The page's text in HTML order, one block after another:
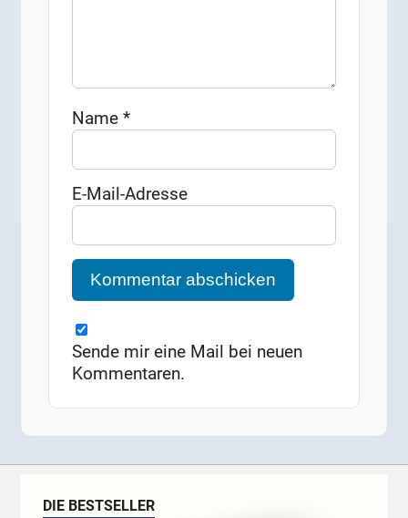
Name*
E-Mail-Adresse
Sende mir eine Mail bei neuen
Kommentaren.
DIE BESTSELLER